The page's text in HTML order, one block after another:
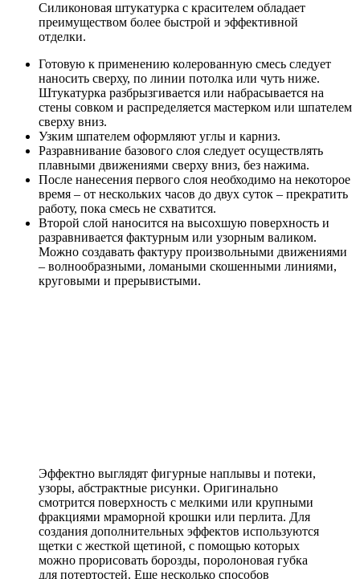
Силиконовая штукатурка с красителем обладает
преимуществом более быстрой и эффективной
отделки.
Готовую к применению колерованную смесь следует
наносить сверху, по линии потолка или чуть ниже.
Штукатурка разбрызгивается или набрасывается на
стены совком и распределяется мастерком или шпателем
сверху вниз.
Узким шпателем оформляют углы и карниз.
Разравнивание базового слоя следует осуществлять
плавными движениями сверху вниз, без нажима.
После нанесения первого слоя необходимо на некоторое
время – от нескольких часов до двух суток – прекратить
работу, пока смесь не схватится.
Второй слой наносится на высохшую поверхность и
разравнивается фактурным или узорным валиком.
Можно создавать фактуру произвольными движениями
– волнообразными, ломаными скошенными линиями,
круговыми и прерывистыми.
Эффектно выглядят фигурные наплывы и потеки,
узоры, абстрактные рисунки. Оригинально
смотрится поверхность с мелкими или крупными
фракциями мраморной крошки или перлита. Для
создания дополнительных эффектов используются
щетки с жесткой щетиной, с помощью которых
можно прорисовать борозды, поролоновая губка
для потертостей. Еще несколько способов